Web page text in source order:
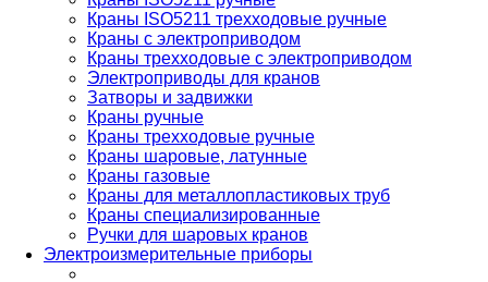
Краны ISO5211 трехходовые ручные
Краны с электроприводом
Краны трехходовые с электроприводом
Электроприводы для кранов
Затворы и задвижки
Краны ручные
Краны трехходовые ручные
Краны шаровые, латунные
Краны газовые
Краны для металлопластиковых труб
Краны специализированные
Ручки для шаровых кранов
Электроизмерительные приборы